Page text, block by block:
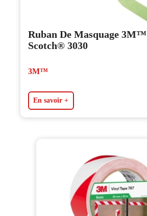
Ruban De Masquage 3M™
Scotch® 3030
3M™
En savoir +